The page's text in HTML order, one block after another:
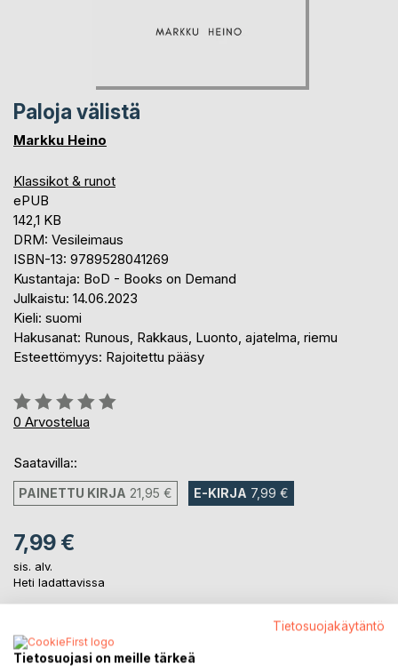
Paloja välistä
Markku Heino
Klassikot & runot
ePUB
142,1 KB
DRM: Vesileimaus
ISBN-13: 9789528041269
Kustantaja: BoD - Books on Demand
Julkaistu: 14.06.2023
Kieli: suomi
Hakusanat: Runous, Rakkaus, Luonto, ajatelma, riemu
Esteettömyys: Rajoitettu pääsy
Arvostelu::
0%
0 Arvostelua
Saatavilla::
PAINETTU KIRJA 21,95 € E-KIRJA 7,99 €
7,99 €
sis. alv.
Heti ladattavissa
Tietosuojakäytäntö
Tietosuojasi on meille tärkeä